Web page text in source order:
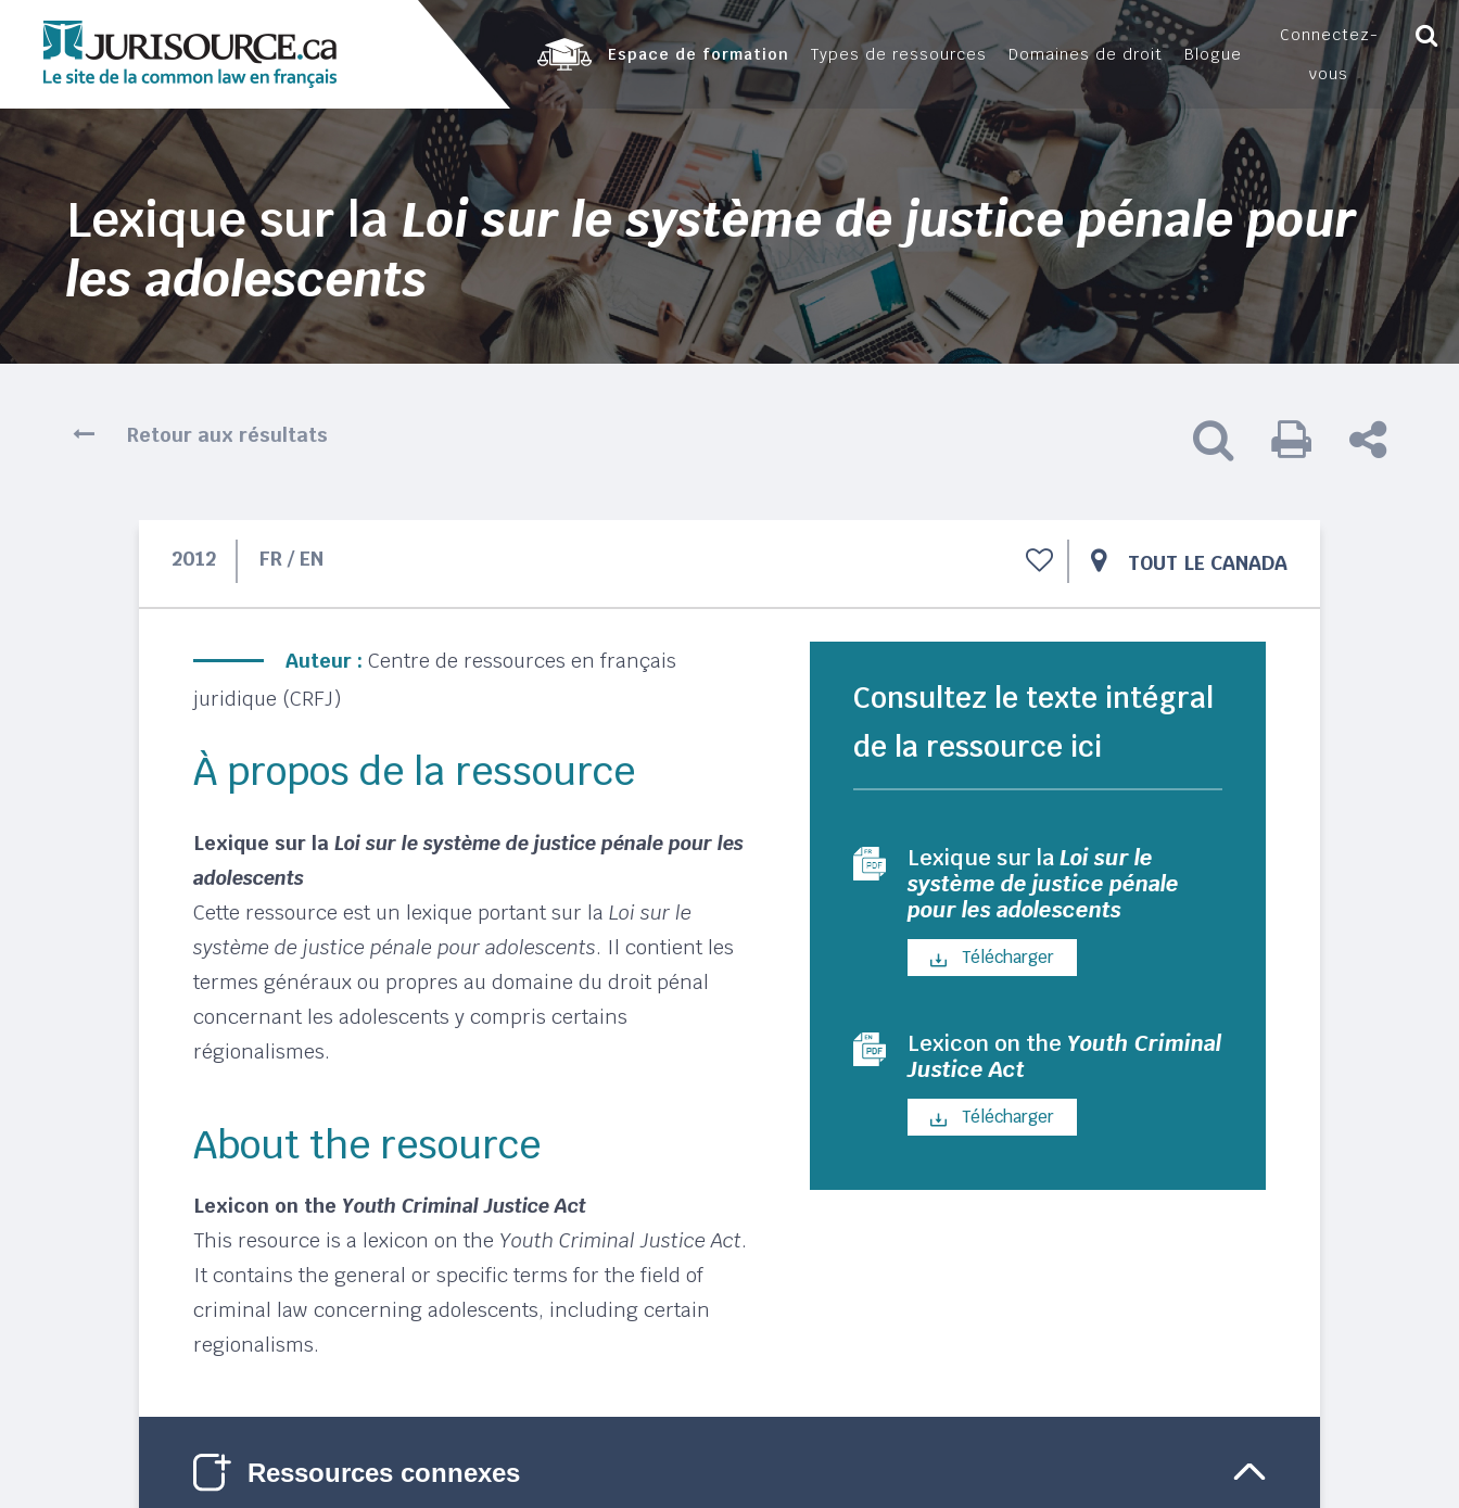
Connectez-
vous
Espace de formation Types de ressources Domaines de droit Blogue
Lexique sur laLoi sur le système de justice pénale pour
les adolescents
Retour aux résultats
2012 FR / EN TOUT LE CANADA
Auteur : Centre de ressources en français
juridique (CRFJ)
À propos de la ressource
Lexique sur la Loi sur le système de justice pénale pour les
adolescents
Cette ressource est un lexique portant sur la Loi sur le
système de justice pénale pour adolescents. Il contient les
termes généraux ou propres au domaine du droit pénal
concernant les adolescents y compris certains
régionalismes.
About the resource
Lexicon on the Youth Criminal Justice Act
This resource is a lexicon on the Youth Criminal Justice Act.
It contains the general or specific terms for the field of
criminal law concerning adolescents, including certain
regionalisms.
Consultez le texte intégral
de la ressource ici
Lexique sur laLoi sur le
système de justice pénale
pour les adolescents
Télécharger
Lexicon on the Youth Criminal
Justice Act
Télécharger
Ressources connexes